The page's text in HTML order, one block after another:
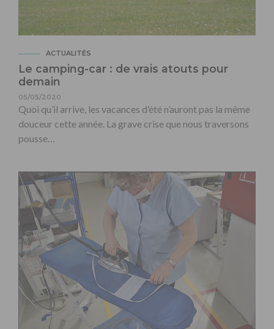
ACTUALITÉS
Le camping-car : de vrais atouts pour
demain
05/05/2020
Quoi qu’il arrive, les vacances d’été n’auront pas la même
douceur cette année. La grave crise que nous traversons
pousse…